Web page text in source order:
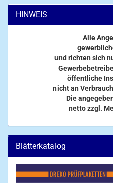
HINWEIS
Alle
und richten sich
öffentliche
nicht an
Die
netto zzgl.
Blätterkatalog